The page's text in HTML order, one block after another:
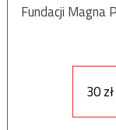
Fundacji Magna
30 zł